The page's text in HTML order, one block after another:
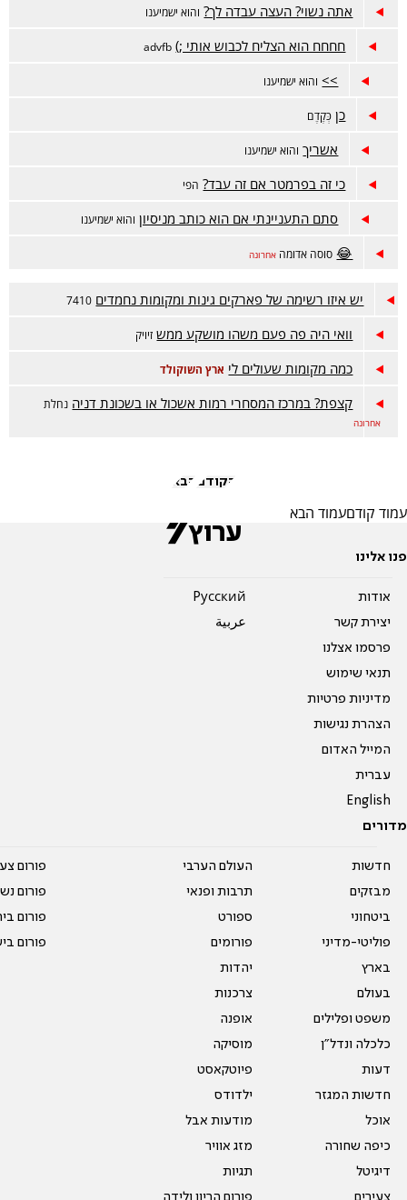
אתה נשוי? העצה עבדה לך? והוא ישמיענו
חחחח הוא הצליח לכבוש אותי ;) advfb
>> והוא ישמיענו
כן כְּקֶדֶם
אשריך והוא ישמיענו
כי זה בפרמטר אם זה עבד? הפי
סתם התעניינתי אם הוא כותב מניסיון והוא ישמיענו
😂 סוסה אדומה אחרונה
יש איזו רשימה של פארקים גינות ומקומות נחמדים 7410
וואי היה פה פעם משהו מושקע ממש זיויק
כמה מקומות שעולים לי ארץ השוקולד
קצפת? במרכז המסחרי רמות אשכול או בשכונת דניה נחלת
אחרונה
הקודם הבא
עמוד קודםעמוד הבא
פנו אלינו
אודות
יצירת קשר
פרסמו אצלנו
תנאי שימוש
מדיניות פרטיות
הצהרת נגישות
המייל האדום
עברית
English
Pусский
عربية
מדורים
חדשות
מבזקים
ביטחוני
פוליטי-מדיני
בארץ
בעולם
משפט ופלילים
כלכלה ונדל"ן
דעות
חדשות המגזר
אוכל
כיפה שחורה
דיגיטל
צעירים
העולם הערבי
תרבות ופנאי
ספורט
פורומים
יהדות
צרכנות
אופנה
מוסיקה
פיוטקאסט
ילדודס
מודעות אבל
מזג אוויר
תגיות
פורום הריון ולידה
פורום
פורום
פורום
פורום